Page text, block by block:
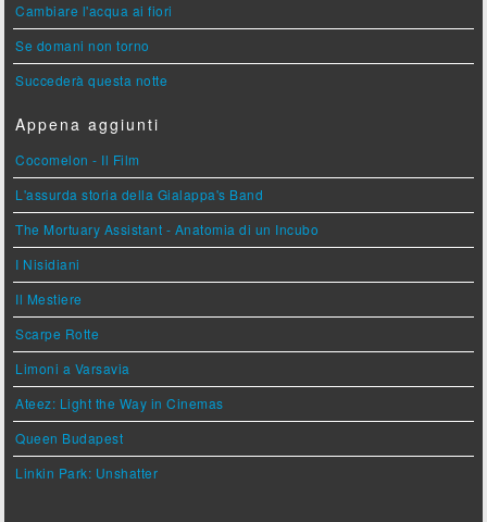
Cambiare l'acqua ai fiori
Se domani non torno
Succederà questa notte
Appena aggiunti
Cocomelon - Il Film
L'assurda storia della Gialappa's Band
The Mortuary Assistant - Anatomia di un Incubo
I Nisidiani
Il Mestiere
Scarpe Rotte
Limoni a Varsavia
Ateez: Light the Way in Cinemas
Queen Budapest
Linkin Park: Unshatter